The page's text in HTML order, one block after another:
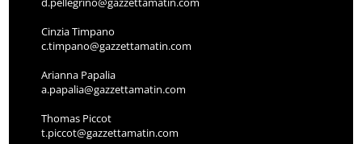
Cinzia Timpano
c.timpano@gazzettamatin.com
Arianna Papalia
a.papalia@gazzettamatin.com
Thomas Piccot
t.piccot@gazzettamatin.com